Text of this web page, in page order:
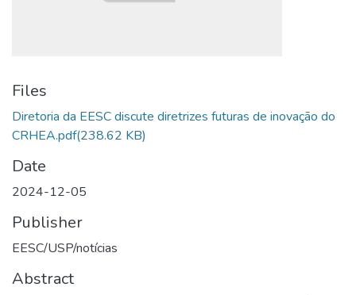
Files
Diretoria da EESC discute diretrizes futuras de inovação do
CRHEA.pdf(238.62 KB)
Date
2024-12-05
Publisher
EESC/USP/notícias
Abstract